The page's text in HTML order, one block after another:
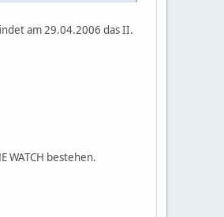
am 29.04.2006 das II.
WATCH bestehen.